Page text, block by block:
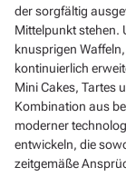
der sorgfältig
Mittelpunkt stehen.
knusprigen
kontinuierlich
Mini Cakes, Tartes
Kombination aus
moderner
entwickeln, die
zeitgemäße